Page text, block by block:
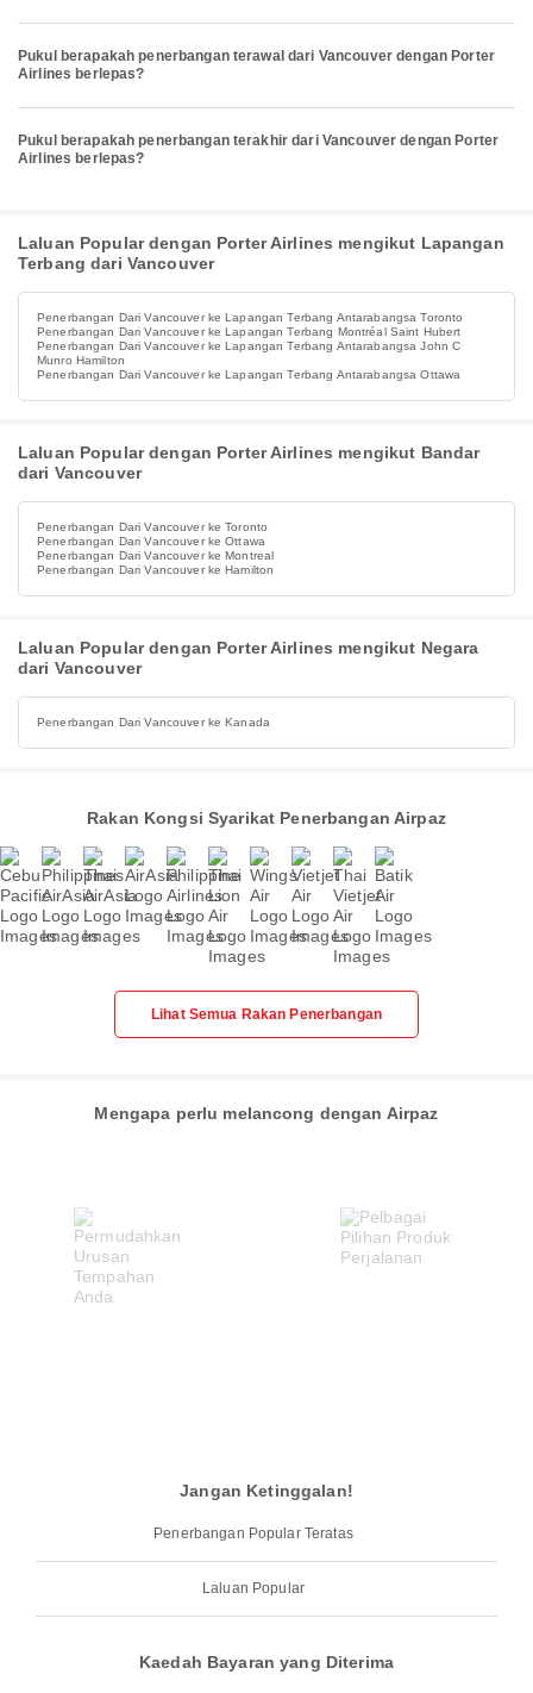
Pukul berapakah penerbangan terawal dari Vancouver dengan Porter
Airlines berlepas?
Pukul berapakah penerbangan terakhir dari Vancouver dengan Porter
Airlines berlepas?
Laluan Popular dengan Porter Airlines mengikut Lapangan
Terbang dari Vancouver
Penerbangan Dari Vancouver ke Lapangan Terbang Antarabangsa Toronto
Penerbangan Dari Vancouver ke Lapangan Terbang Montréal Saint Hubert
Penerbangan Dari Vancouver ke Lapangan Terbang Antarabangsa John C
Munro Hamilton
Penerbangan Dari Vancouver ke Lapangan Terbang Antarabangsa Ottawa
Laluan Popular dengan Porter Airlines mengikut Bandar
dari Vancouver
Penerbangan Dari Vancouver ke Toronto
Penerbangan Dari Vancouver ke Ottawa
Penerbangan Dari Vancouver ke Montreal
Penerbangan Dari Vancouver ke Hamilton
Laluan Popular dengan Porter Airlines mengikut Negara
dari Vancouver
Penerbangan Dari Vancouver ke Kanada
Rakan Kongsi Syarikat Penerbangan Airpaz
Lihat Semua Rakan Penerbangan
Mengapa perlu melancong dengan Airpaz
Jangan Ketinggalan!
Penerbangan Popular Teratas
Laluan Popular
Kaedah Bayaran yang Diterima